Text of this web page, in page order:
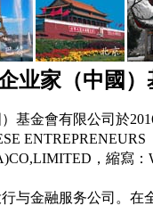
业家（中國
基金會有限公司於
ENTREPRENEURS
，縮寫：
与金融服务公司。在